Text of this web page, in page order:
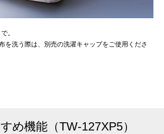
。
を洗う際は、別売の洗濯キャップをご使用くださ
め機能（TW-127XP5）